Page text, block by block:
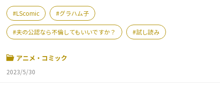
LScomic グラハム子
夫の公認なら不倫してもいいですか？ 試し読み
アニメ・コミック
2023/5/30